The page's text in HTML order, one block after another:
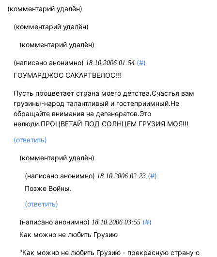
(комментарий удалён)
(комментарий удалён)
(комментарий удалён)
(написано анонимно) 18.10.2006 01:54 (#)
ГОУМАРДЖОС САКАРТВЕЛОС!!!
Пусть процветает страна моего детства.Счастья вам
грузины-народ талантливый и гостеприимный.Не
обращайте внимания на дегенератов.Это
нелюди.ПРОЦВЕТАЙ ПОД СОЛНЦЕМ ГРУЗИЯ МОЯ!!!
(ответить)
(комментарий удалён)
(написано анонимно) 18.10.2006 02:23 (#)
Позже Войны.
(ответить)
(написано анонимно) 18.10.2006 03:55 (#)
Как можно не любить Грузию
"Как можно не любить Грузию - прекрасную страну с